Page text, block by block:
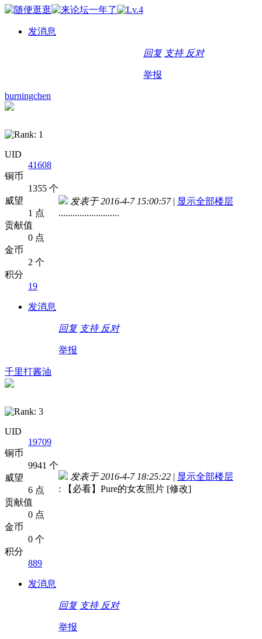
发消息
回复 支持 反对
举报
burningchen
UID
41608
铜币
1355 个
威望
1 点
贡献值
0 点
金币
2 个
积分
19
发消息
发表于 2016-4-7 15:00:57 | 显示全部楼层
..........................
回复 支持 反对
举报
千里打酱油
UID
19709
铜币
9941 个
威望
6 点
贡献值
0 点
金币
0 个
积分
889
发消息
发表于 2016-4-7 18:25:22 | 显示全部楼层
: 【必看】Pure的女友照片 [修改]
回复 支持 反对
举报